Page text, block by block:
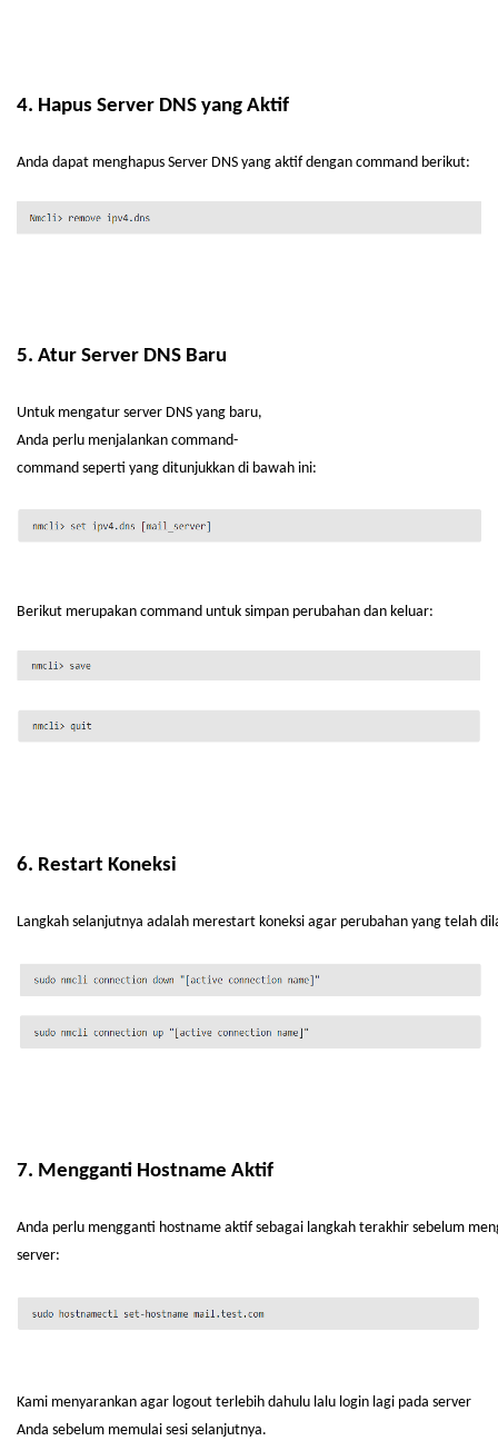
4. Hapus Server DNS yang Aktif
Anda dapat menghapus Server DNS yang aktif dengan command berikut:
5. Atur Server DNS Baru
Untuk mengatur server DNS yang baru,
Anda perlu menjalankan command-
command seperti yang ditunjukkan di bawah ini:
Berikut merupakan command untuk simpan perubahan dan keluar:
6. Restart Koneksi
Langkah selanjutnya adalah merestart koneksi agar perubahan yang telah
7. Mengganti Hostname Aktif
Anda perlu mengganti hostname aktif sebagai langkah terakhir sebelum
server:
Kami menyarankan agar logout terlebih dahulu lalu login lagi pada server
Anda sebelum memulai sesi selanjutnya.